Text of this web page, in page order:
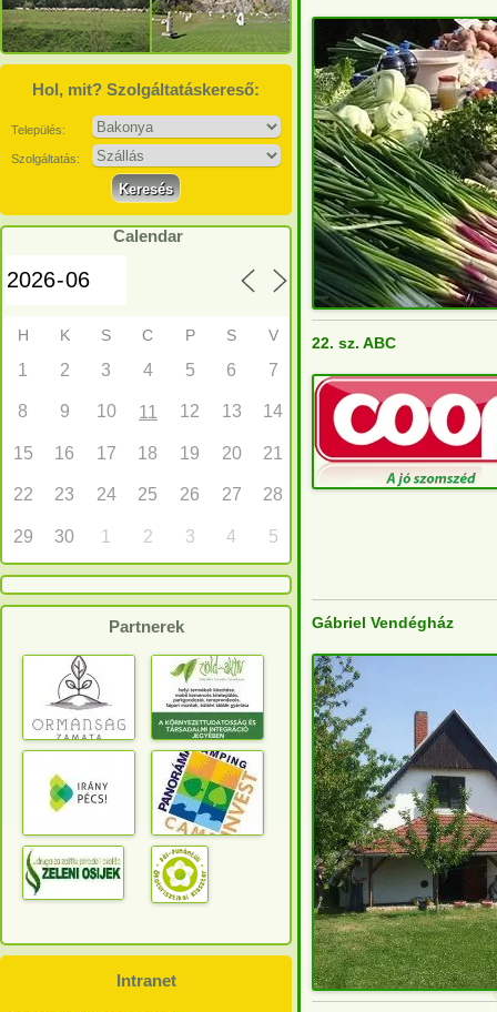
Hol, mit? Szolgáltatáskereső:
Település:
Szolgáltatás:
Calendar
H K S C P S V
1 2 3 4 5 6 7
8 9 10 11 12 13 14
15 16 17 18 19 20 21
22 23 24 25 26 27 28
29 30 1 2 3 4 5
Partnerek
Intranet
22. sz. ABC
Gábriel Vendégház